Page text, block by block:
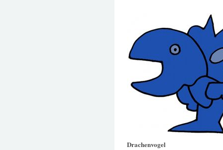
Drachenvogel